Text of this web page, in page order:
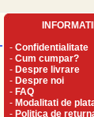
INFORMATII
- Confidentialitate
- Cum cumpar?
- Despre livrare
- Despre noi
- FAQ
- Modalitati de
- Politica de